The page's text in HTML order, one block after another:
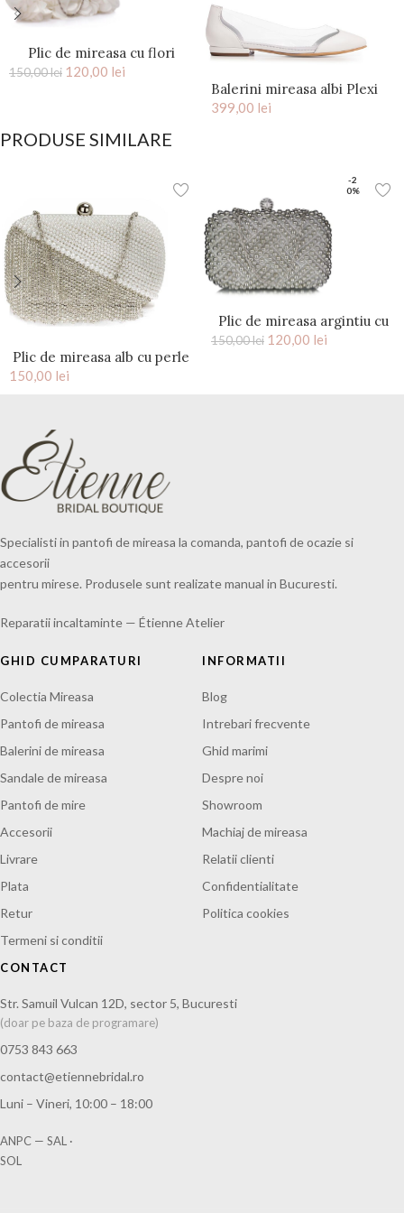
Plic de mireasa cu flori
saten Ivory Kiss
150,00lei 120,00 lei
Balerini mireasa albi Plexi
399,00 lei
PRODUSE SIMILARE
Plic de mireasa alb cu perle
si cristale Tassel
150,00 lei
-2
0%
Plic de mireasa argintiu cu
perle Evelyn
150,00lei 120,00 lei
Specialisti in pantofi de mireasa la comanda, pantofi de ocazie si
accesorii
pentru mirese. Produsele sunt realizate manual in Bucuresti.
Reparatii incaltaminte — Étienne Atelier
GHID CUMPARATURI
Colectia Mireasa
Pantofi de mireasa
Balerini de mireasa
Sandale de mireasa
Pantofi de mire
Accesorii
Livrare
Plata
Retur
Termeni si conditii
INFORMATII
Blog
Intrebari frecvente
Ghid marimi
Despre noi
Showroom
Machiaj de mireasa
Relatii clienti
Confidentialitate
Politica cookies
CONTACT
Str. Samuil Vulcan 12D, sector 5, Bucuresti
(doar pe baza de programare)
0753 843 663
contact@etiennebridal.ro
Luni – Vineri, 10:00 – 18:00
ANPC — SAL ·
SOL